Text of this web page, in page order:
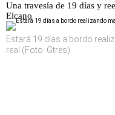
Una travesía de 19 días y
Elcano
Estará 19 días a bordo
real (Foto: Gtres)